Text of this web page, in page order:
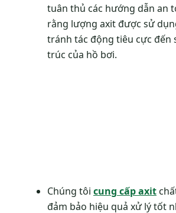
tuân thủ các hướng dẫn an
rằng lượng axit được sử
tránh tác động tiêu cực đến
trúc của hồ bơi.
Chúng tôi cung cấp axit
đảm bảo hiệu quả xử lý tốt